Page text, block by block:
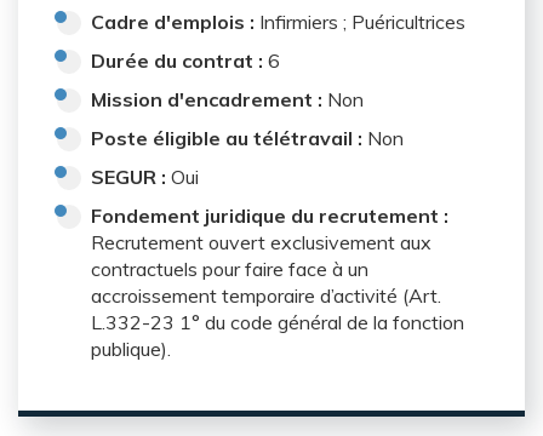
Cadre d'emplois : Infirmiers ; Puéricultrices
Durée du contrat : 6
Mission d'encadrement : Non
Poste éligible au télétravail : Non
SEGUR : Oui
Fondement juridique du recrutement :
Recrutement ouvert exclusivement aux
contractuels pour faire face à un
accroissement temporaire d’activité (Art.
L.332-23 1° du code général de la fonction
publique).